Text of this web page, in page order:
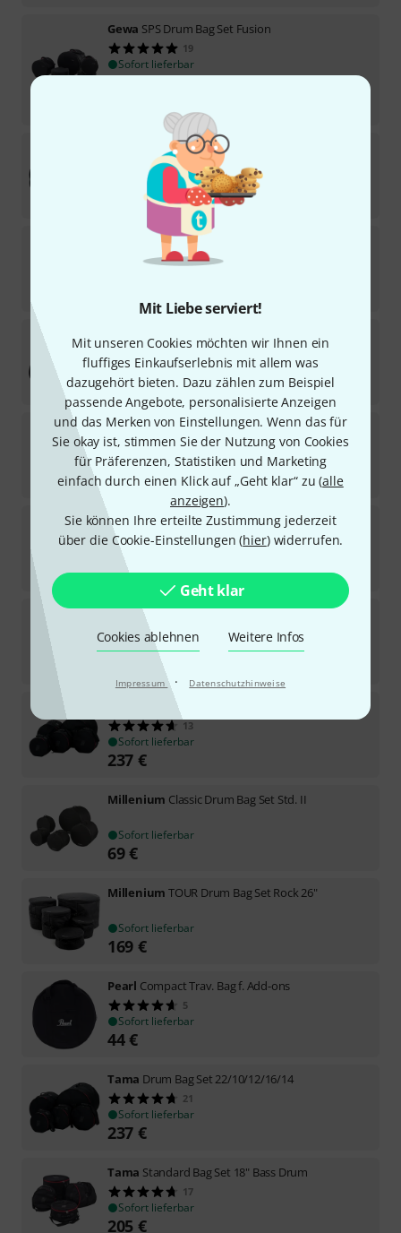
Mit Liebe serviert!
Mit unseren Cookies möchten wir Ihnen ein
fluffiges Einkaufserlebnis mit allem was
dazugehört bieten. Dazu zählen zum Beispiel
passende Angebote, personalisierte Anzeigen
und das Merken von Einstellungen. Wenn das für
Sie okay ist, stimmen Sie der Nutzung von Cookies
für Präferenzen, Statistiken und Marketing
einfach durch einen Klick auf „Geht klar“ zu (alle
anzeigen).
Sie können Ihre erteilte Zustimmung jederzeit
über die Cookie-Einstellungen (hier) widerrufen.
Geht klar
Cookies ablehnen Weitere Infos
Impressum · Datenschutzhinweise
Gewa SPS Drum Bag Set Fusion
19
Sofort lieferbar
459€
Drum Bag Set 22/10/12/14/16/14
30
Sofort lieferbar
€
Softcase for Low Pro Kits
2
Sofort lieferbar
155 €
PearlDrum Bag Set 22/10/12/16/14
19
In ca. einer Woche lieferbar
212€
TamaBag Set Club Jam Pancake
16
Sofort lieferbar
109€
DixonLittle Roomer Carrying Bag
2
Sofort lieferbar
Drum Bag Set 20/10/12/14/14
13
Sofort lieferbar
237 €
Millenium Classic Drum Bag Set Std. II
Sofort lieferbar
69€
Millenium TOUR Drum Bag Set Rock 26"
Sofort lieferbar
169 €
Pearl Compact Trav. Bag f. Add-ons
5
Sofort lieferbar
44€
Tama Drum Bag Set 22/10/12/16/14
21
Sofort lieferbar
237 €
Tama Standard Bag Set 18" Bass Drum
17
Sofort lieferbar
205 €